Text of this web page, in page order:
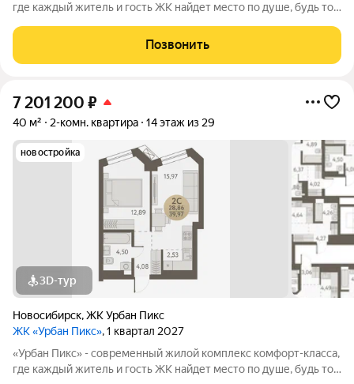
где каждый житель и гость ЖК найдет место по душе, будь то
дерева. Дома, объединенные одной концепцией, станут
точкой притяжения,
Позвонить
7 201 200 ₽
40 м² 2-комн. квартира 14 этаж из 29
новостройка
3D-тур
Новосибирск,ЖК Урбан Пикс
ЖК «Урбан Пикс», 1 квартал 2027
«Урбан Пикс» - cовременный жилой комплекс комфорт-класса,
где каждый житель и гость ЖК найдет место по душе, будь то